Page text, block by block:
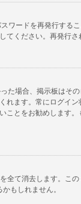
ワードを再発行する
ください。再発行
た場合、掲示板は
ます。常にログ
とをお勧めします
全て消去します。
もしれません。